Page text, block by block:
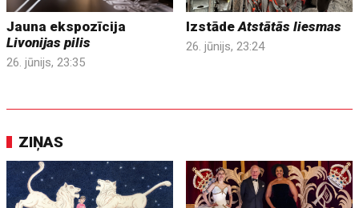
Jauna ekspozīcija
Livonijas pilis
26. jūnijs, 23:35
IzstādeAtstātās liesmas
26. jūnijs, 23:24
ZIŅAS